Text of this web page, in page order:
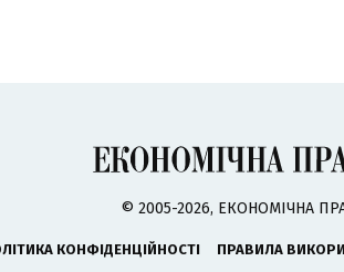
© 2005-2026, ЕКОНОМІЧНА
КОНФІДЕНЦІЙНОСТІ ПРАВИЛА